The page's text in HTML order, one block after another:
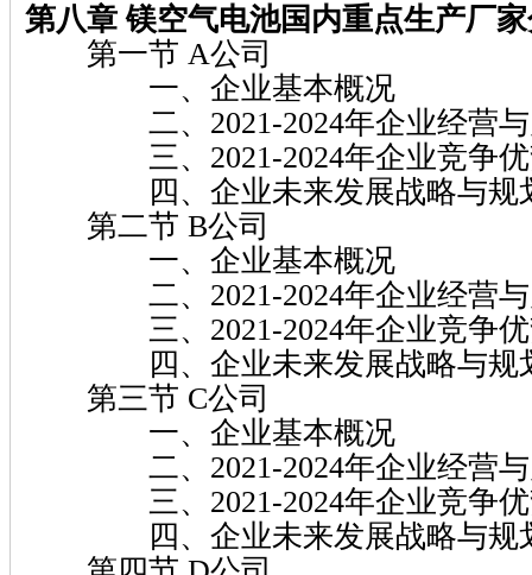
第八章 镁空气电池国内重点生产厂
第一节 A公司
一、企业基本概况
二、2021-2024年企业经营与
三、2021-2024年企业竞争优
四、企业未来发展战略与规
第二节 B公司
一、企业基本概况
二、2021-2024年企业经营与
三、2021-2024年企业竞争优
四、企业未来发展战略与规
第三节 C公司
一、企业基本概况
二、2021-2024年企业经营与
三、2021-2024年企业竞争优
四、企业未来发展战略与规